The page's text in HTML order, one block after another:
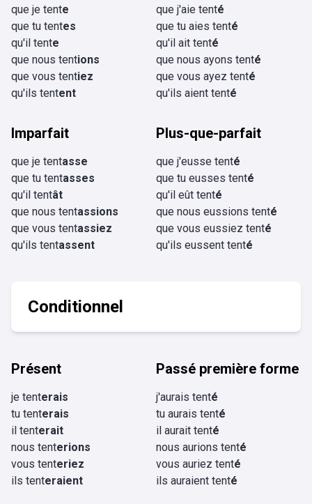
que je tente
que tu tentes
qu'il tente
que nous tentions
que vous tentiez
qu'ils tentent
que j'aie tenté
que tu aies tenté
qu'il ait tenté
que nous ayons tenté
que vous ayez tenté
qu'ils aient tenté
Imparfait
que je tentasse
que tu tentasses
qu'il tentât
que nous tentassions
que vous tentassiez
qu'ils tentassent
Plus-que-parfait
que j'eusse tenté
que tu eusses tenté
qu'il eût tenté
que nous eussions tenté
que vous eussiez tenté
qu'ils eussent tenté
Conditionnel
Présent
je tenterais
tu tenterais
il tenterait
nous tenterions
vous tenteriez
ils tenteraient
Passé première forme
j'aurais tenté
tu aurais tenté
il aurait tenté
nous aurions tenté
vous auriez tenté
ils auraient tenté